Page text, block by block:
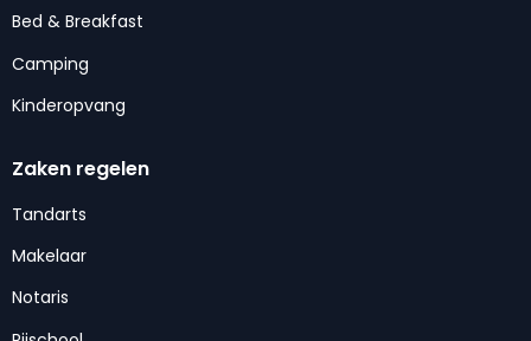
Bed & Breakfast
Camping
Kinderopvang
Zaken regelen
Tandarts
Makelaar
Notaris